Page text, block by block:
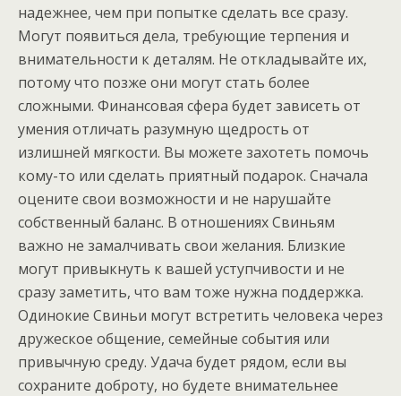
надежнее, чем при попытке сделать все сразу.
Могут появиться дела, требующие терпения и
внимательности к деталям. Не откладывайте их,
потому что позже они могут стать более
сложными. Финансовая сфера будет зависеть от
умения отличать разумную щедрость от
излишней мягкости. Вы можете захотеть помочь
кому-то или сделать приятный подарок. Сначала
оцените свои возможности и не нарушайте
собственный баланс. В отношениях Свиньям
важно не замалчивать свои желания. Близкие
могут привыкнуть к вашей уступчивости и не
сразу заметить, что вам тоже нужна поддержка.
Одинокие Свиньи могут встретить человека через
дружеское общение, семейные события или
привычную среду. Удача будет рядом, если вы
сохраните доброту, но будете внимательнее